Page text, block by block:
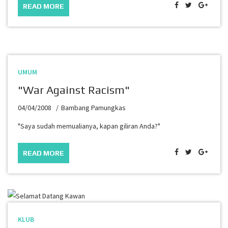
READ MORE
UMUM
"War Against Racism"
04/04/2008
Bambang Pamungkas
"Saya sudah memualianya, kapan giliran Anda?"
READ MORE
KLUB